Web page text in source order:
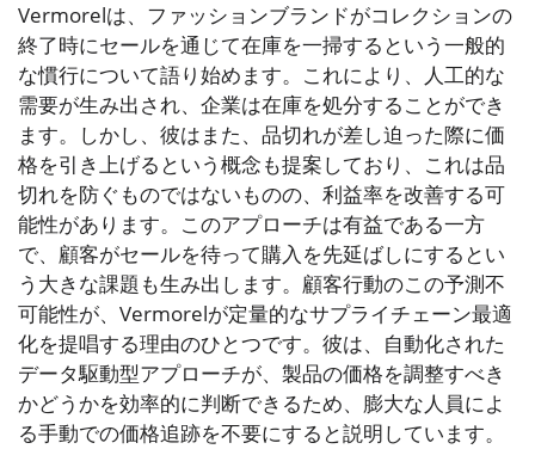
Vermorelは、ファッションブランドがコレクションの
終了時にセールを通じて在庫を一掃するという一般的
な慣行について語り始めます。これにより、人工的な
需要が生み出され、企業は在庫を処分することができ
ます。しかし、彼はまた、品切れが差し迫った際に価
格を引き上げるという概念も提案しており、これは品
切れを防ぐものではないものの、利益率を改善する可
能性があります。このアプローチは有益である一方
で、顧客がセールを待って購入を先延ばしにするとい
う大きな課題も生み出します。顧客行動のこの予測不
可能性が、Vermorelが定量的なサプライチェーン最適
化を提唱する理由のひとつです。彼は、自動化された
データ駆動型アプローチが、製品の価格を調整すべき
かどうかを効率的に判断できるため、膨大な人員によ
る手動での価格追跡を不要にすると説明しています。